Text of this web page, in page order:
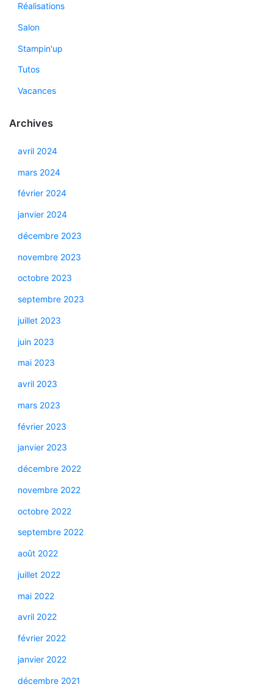
Réalisations
Salon
Stampin'up
Tutos
Vacances
Archives
avril 2024
mars 2024
février 2024
janvier 2024
décembre 2023
novembre 2023
octobre 2023
septembre 2023
juillet 2023
juin 2023
mai 2023
avril 2023
mars 2023
février 2023
janvier 2023
décembre 2022
novembre 2022
octobre 2022
septembre 2022
août 2022
juillet 2022
mai 2022
avril 2022
février 2022
janvier 2022
décembre 2021